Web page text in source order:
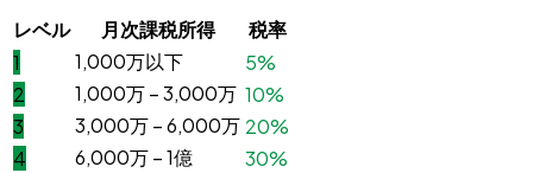
レベル 月次課税所得
税率
1
1,000万以下
5%
2
1,000万 – 3,000万 10%
3
3,000万 – 6,000万 20%
4
6,000万 – 1億
30%